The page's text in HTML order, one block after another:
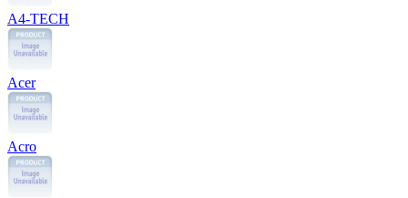
A4-TECH
Acer
Acro